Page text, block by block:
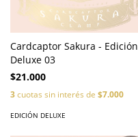
Cardcaptor Sakura - Edición
Deluxe 03
$21.000
3cuotas sin interés de $7.000
EDICIÓN DELUXE